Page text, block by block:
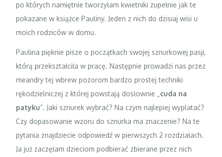
po których namiętnie tworzyłam kwietniki zupełnie jak te
pokazane w książce Pauliny. Jeden z nich do dzisiaj wisi u
moich rodziców w domu.
Paulina pięknie pisze o początkach swojej sznurkowej pasji,
którą przekształciła w pracę. Następnie prowadzi nas przez
meandry tej wbrew pozorom bardzo prostej techniki
rękodzielniczej z której powstają dosłownie „ cuda na
patyku”. Jaki sznurek wybrać? Na czym najlepiej wyplatać?
Czy dopasowanie wzoru do sznurka ma znaczenie? Na te
pytania znajdziecie odpowiedź w pierwszych 2 rozdziałach.
Ja już zaczęłam dzieciom podbierać zbierane przez nich